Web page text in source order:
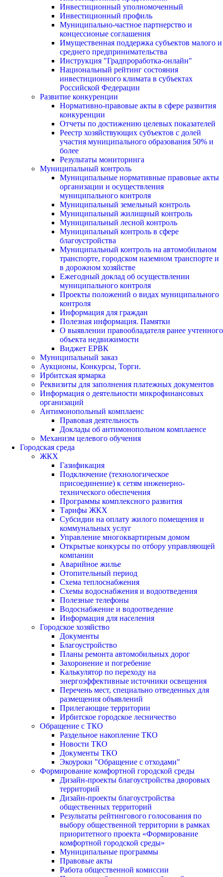
Инвестиционный уполномоченный
Инвестиционный профиль
Муниципально-частное партнерство и
концессионые соглашения
Имущественная поддержка субъектов малого и
среднего предпринимательства
Инструкция "Градпроработка-онлайн"
Национальный рейтинг состояния
инвестиционного климата в субъектах
Российской Федерации
Развитие конкуренции
Нормативно-правовые акты в сфере развития
конкуренции
Отчеты по достижению целевых показателей
Реестр хозяйствующих субъектов с долей
участия муниципального образования 50% и
более
Результаты мониторинга
Муниципальный контроль
Муниципальные нормативные правовые акты
организации и осуществления
муниципального контроля
Муниципальный земельный контроль
Муниципальный жилищный контроль
Муниципальный лесной контроль
Муниципальный контроль в сфере
благоустройства
Муниципальный контроль на автомобильном
транспорте, городском наземном транспорте и
в дорожном хозяйстве
Ежегодный доклад об осуществлении
муниципального контроля
Проекты положений о видах муниципального
контроля
Информация для граждан
Полезная информация. Памятки
О выявлении правообладателя ранее учтенного
объекта недвижимости
Виджет ЕРВК
Муниципальный заказ
Аукционы, Конкурсы, Торги.
Ирбитская ярмарка
Реквизиты для заполнения платежных документов
Информация о деятельности микрофинансовых
организаций
Антимонопольный комплаенс
Правовая деятельность
Доклады об антимонопольном комплаенсе
Механизм целевого обучения
Городская среда
ЖКХ
Газификация
Подключение (технологическое
присоединение) к сетям инженерно-
технического обеспечения
Программы комплексного развития
Тарифы ЖКХ
Субсидии на оплату жилого помещения и
коммунальных услуг
Управление многоквартирным домом
Открытые конкурсы по отбору управляющей
компании
Аварийное жилье
Отопительный период
Схема теплоснабжения
Схемы водоснабжения и водоотведения
Полезные телефоны
Водоснабжение и водоотведение
Информация для населения
Городское хозяйство
Документы
Благоустройство
Планы ремонта автомобильных дорог
Захоронение и погребение
Калькулятор по переходу на
энергоэффективные источники освещения
Перечень мест, специально отведенных для
размещения объявлений
Прилегающие территории
Ирбитское городское лесничество
Обращение с ТКО
Раздельное накопление ТКО
Новости ТКО
Документы ТКО
Экоуроки "Обращение с отходами"
Формирование комфортной городской среды
Дизайн-проекты благоустройства дворовых
территорий
Дизайн-проекты благоустройства
общественных территорий
Результаты рейтингового голосования по
выбору общественной территории в рамках
приоритетного проекта «Формирование
комфортной городской среды»
Муниципальные программы
Правовые акты
Работа общественной комиссии